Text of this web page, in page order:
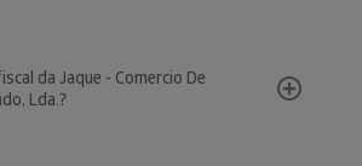
da Jaque - Comercio De
Lda.?